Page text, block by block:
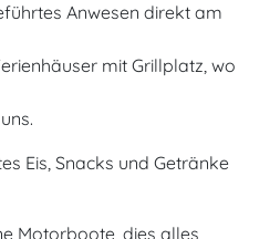
Anwesen direkt am
mit Grillplatz, wo
Eis, Snacks und Getränke
Motorboote, dies alles